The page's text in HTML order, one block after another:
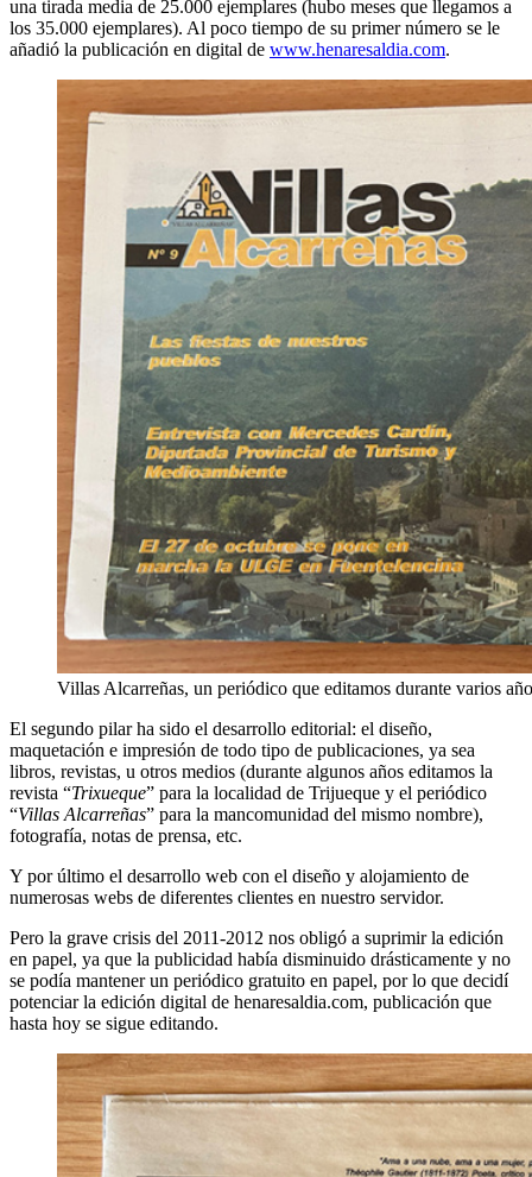
una tirada media de 25.000 ejemplares (hubo meses que llegamos a
los 35.000 ejemplares). Al poco tiempo de su primer número se le
añadió la publicación en digital de www.henaresaldia.com.
Villas Alcarreñas, un periódico que editamos durante varios
El segundo pilar ha sido el desarrollo editorial: el diseño,
maquetación e impresión de todo tipo de publicaciones, ya sea
libros, revistas, u otros medios (durante algunos años editamos la
revista “Trixueque” para la localidad de Trijueque y el periódico
“Villas Alcarreñas” para la mancomunidad del mismo nombre),
fotografía, notas de prensa, etc.
Y por último el desarrollo web con el diseño y alojamiento de
numerosas webs de diferentes clientes en nuestro servidor.
Pero la grave crisis del 2011-2012 nos obligó a suprimir la edición
en papel, ya que la publicidad había disminuido drásticamente y no
se podía mantener un periódico gratuito en papel, por lo que decidí
potenciar la edición digital de henaresaldia.com, publicación que
hasta hoy se sigue editando.